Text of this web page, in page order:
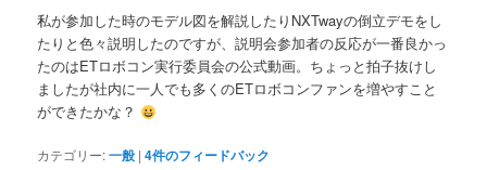
私が参加した時のモデル図を解説したりNXTwayの倒立デモをし
たりと色々説明したのですが、説明会参加者の反応が一番良かっ
たのはETロボコン実行委員会の公式動画。ちょっと拍子抜けし
ましたが社内に一人でも多くのETロボコンファンを増やすこと
ができたかな？
カテゴリー:一般 |4件のフィードバック